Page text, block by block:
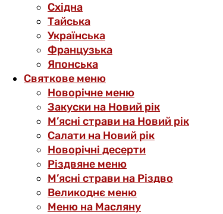
Східна
Тайська
Українська
Французька
Японська
Святкове меню
Новорічне меню
Закуски на Новий рік
М’ясні страви на Новий рік
Салати на Новий рік
Новорічні десерти
Різдвяне меню
М’ясні страви на Різдво
Великоднє меню
Меню на Масляну